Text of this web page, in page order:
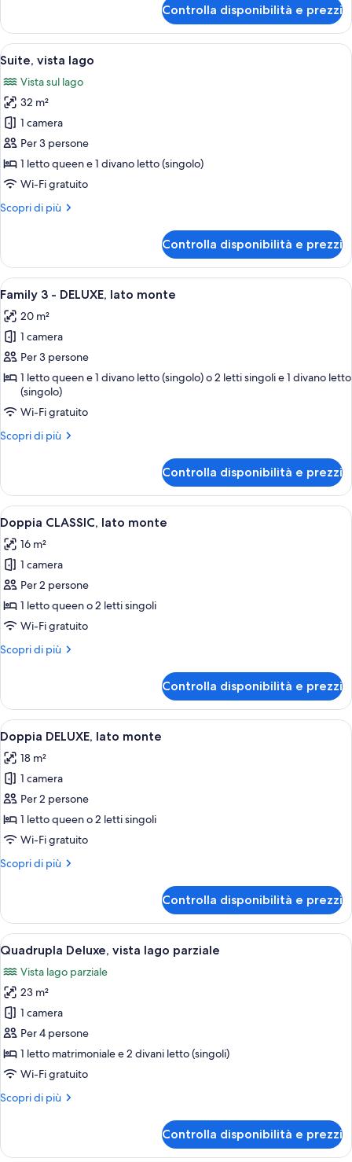
/
piscina
CLASSIC,
vista
lago
parziale
lago
piscina
Controlla disponibilità e prezzi
Apri
tutte
le
foto
per
Suite,
vista
lago
Una camera d'albergo con un letto,
12
Suite, vista lago
Vista sul lago
32 m²
1 camera
Per 3 persone
1 letto queen e 1 divano letto (singolo)
Wi-Fi gratuito
Scopri di più
Altri
vista
lago
Controlla disponibilità e prezzi
Apri
tutte
le
foto
per
Family
-
DELUXE,
Family 3 - DELUXE, lato monte |
7
Family 3 - DELUXE, lato monte
20 m²
1 camera
Per 3 persone
1 letto queen e 1 divano letto (singolo) o 2 letti singoli e 1 divano letto
(singolo)
Wi-Fi gratuito
Scopri di più
Altri
3
DELUXE,
monte
Controlla disponibilità e prezzi
Apri
tutte
le
foto
per
Doppia
CLASSIC,
monte
Camera d'albergo con un letto, una
9
Doppia CLASSIC, lato monte
16 m²
1 camera
Per 2 persone
1 letto queen o 2 letti singoli
Wi-Fi gratuito
Scopri di più
Altri
CLASSIC,
lato
monte
Controlla disponibilità e prezzi
Apri
tutte
le
foto
per
Doppia
DELUXE,
monte
Una camera d'albergo con un letto
8
Doppia DELUXE, lato monte
18 m²
1 camera
Per 2 persone
1 letto queen o 2 letti singoli
Wi-Fi gratuito
Scopri di più
Altri
DELUXE,
lato
monte
Controlla disponibilità e prezzi
Apri
tutte
le
foto
per
Quadrupla
Deluxe,
vista
parziale
Un soggiorno con una scala, un
5
Quadrupla Deluxe, vista lago parziale
Vista lago parziale
23 m²
1 camera
Per 4 persone
1 letto matrimoniale e 2 divani letto (singoli)
Wi-Fi gratuito
Scopri di più
Altri
Deluxe,
Controlla disponibilità e prezzi